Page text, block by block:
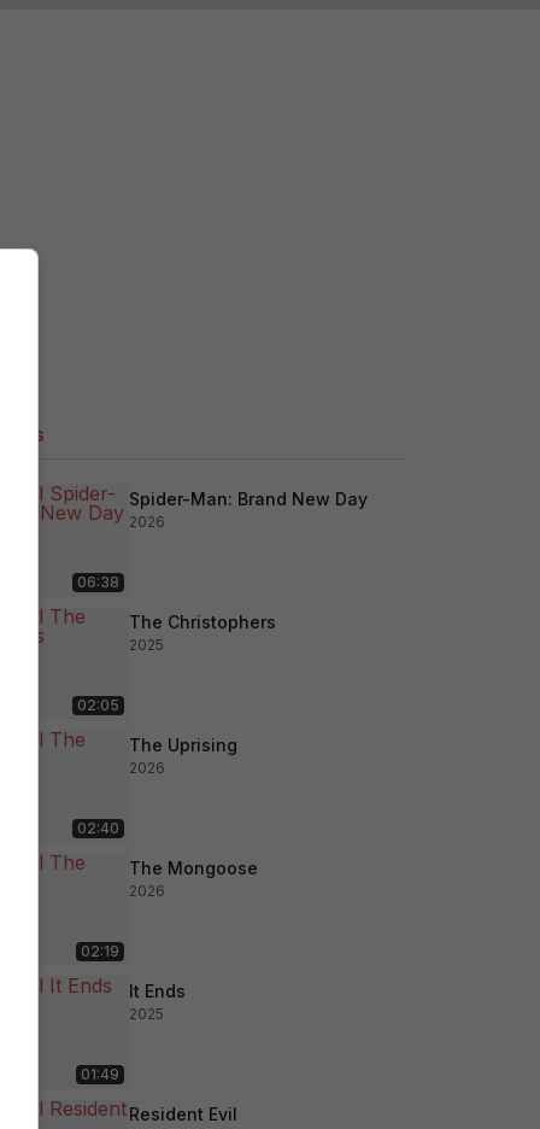
06:38
Spider-Man: Brand New Day
2026
02:05
The Christophers
2025
02:40
The Uprising
2026
02:19
The Mongoose
2026
01:49
It Ends
2025
Resident Evil